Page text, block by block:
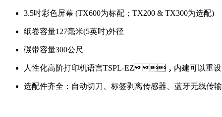
3.5吋彩色屏幕 (TX600为标配；TX200 & TX300为选配)
纸卷容量127毫米(5英吋)外径
碳带容量300公尺
人性化高阶打印机语言TSPL-EZ，内建可以重设
选配件齐全：自动切刀、标签剥离传感器、蓝牙无线传